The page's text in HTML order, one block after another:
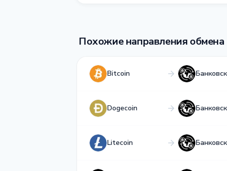
Похожие направления обмена
Bitcoin
Dogecoin
Litecoin